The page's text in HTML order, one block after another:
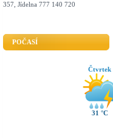
357, Jídelna 777 140 720
POČASÍ
Čtvrtek
31 °C